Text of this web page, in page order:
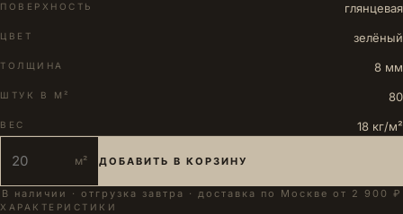
ПОВЕРХНОСТЬ глянцевая
ЦВЕТ зелёный
ТОЛЩИНА 8 мм
ШТУК В М² 80
ВЕС 18 кг/м²
м² ДОБАВИТЬ В КОРЗИНУ
В наличии · отгрузка завтра · доставка по Москве от 2 900 ₽
ХАРАКТЕРИСТИКИ